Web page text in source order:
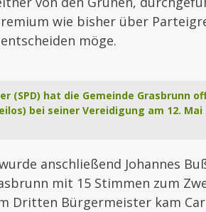
wie bisher über
möge.
(SPD) hat die Gemeinde Grasbrunn
bei seiner Vereidigung am 12. Mai
anschließend Johannes
mit 15 Stimmen zum
Dritten Bürgermeister kam